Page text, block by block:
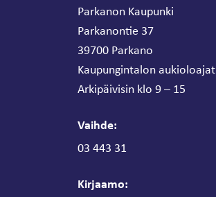
Parkanon Kaupunki
Parkanontie 37
39700 Parkano
Kaupungintalon aukioloajat
Arkipäivisin klo 9 – 15
Vaihde:
03 443 31
Kirjaamo: